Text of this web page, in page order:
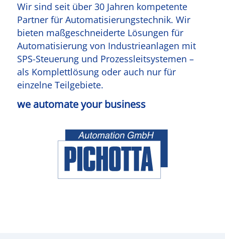
Wir sind seit über 30 Jahren kompetente
Partner für Automatisierungstechnik. Wir
bieten maß­geschneiderte Lösungen für
Automatisierung von Industrieanlagen mit
SPS-Steuerung und Prozess­leitsystemen –
als Komplettlösung oder auch nur für
einzelne Teilgebiete.
we automate your business